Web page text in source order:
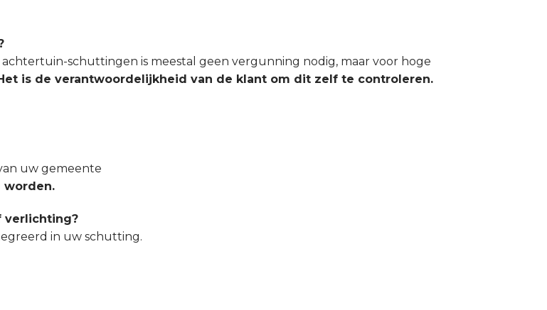
schuttingen is meestal geen vergunning nodig, maar voor hoge
is de verantwoordelijkheid van de klant om dit zelf te controleren.
uw gemeente
worden.
verlichting?
in uw schutting.